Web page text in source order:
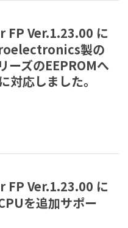
FP Ver.1.23.00 に
製の
ーズのEEPROMへ
対応しました。
FP Ver.1.23.00 に
を追加サポー